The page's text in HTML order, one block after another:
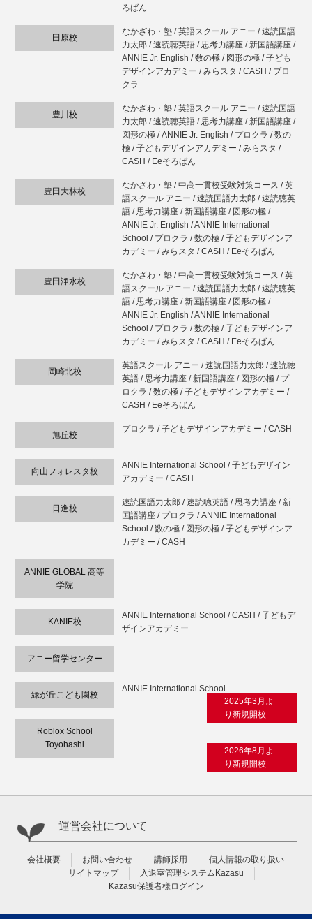
ろばん
田原校
なかざわ・塾 / 英語スクール アニー / 速読国語
力太郎 / 速読聴英語 / 思考力講座 / 新国語講座 /
ANNIE Jr. English / 数の極 / 図形の極 / 子ども
デザインアカデミー / みらスタ / CASH / プロ
クラ
豊川校
なかざわ・塾 / 英語スクール アニー / 速読国語
力太郎 / 速読聴英語 / 思考力講座 / 新国語講座 /
図形の極 / ANNIE Jr. English / プロクラ / 数の
極 / 子どもデザインアカデミー / みらスタ /
CASH / Eeそろばん
豊田大林校
なかざわ・塾 / 中高一貫校受験対策コース / 英
語スクール アニー / 速読国語力太郎 / 速読聴英
語 / 思考力講座 / 新国語講座 / 図形の極 /
ANNIE Jr. English / ANNIE International
School / プロクラ / 数の極 / 子どもデザインア
カデミー / みらスタ / CASH / Eeそろばん
豊田浄水校
なかざわ・塾 / 中高一貫校受験対策コース / 英
語スクール アニー / 速読国語力太郎 / 速読聴英
語 / 思考力講座 / 新国語講座 / 図形の極 /
ANNIE Jr. English / ANNIE International
School / プロクラ / 数の極 / 子どもデザインア
カデミー / みらスタ / CASH / Eeそろばん
岡崎北校
英語スクール アニー / 速読国語力太郎 / 速読聴
英語 / 思考力講座 / 新国語講座 / 図形の極 / プ
ロクラ / 数の極 / 子どもデザインアカデミー /
CASH / Eeそろばん
旭丘校
プロクラ / 子どもデザインアカデミー / CASH
向山フォレスタ校
ANNIE International School / 子どもデザイン
アカデミー / CASH
日進校
速読国語力太郎 / 速読聴英語 / 思考力講座 / 新
国語講座 / プロクラ / ANNIE International
School / 数の極 / 図形の極 / 子どもデザインア
カデミー / CASH
ANNIE GLOBAL 高等
学院
KANIE校
ANNIE International School / CASH / 子どもデ
ザインアカデミー
アニー留学センター
緑が丘こども園校
ANNIE International School
2025年3月よ
り新規開校
Roblox School
Toyohashi
2026年8月よ
り新規開校
運営会社について
会社概要 お問い合わせ 講師採用
個人情報の取り扱い
サイトマップ
入退室管理システムKazasu
Kazasu保護者様ログイン